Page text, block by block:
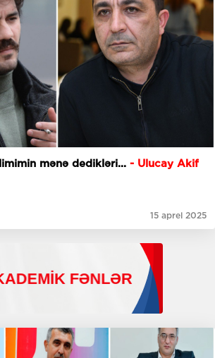
mənə dedikləri... - Ulucay Akif
15 aprel 2025